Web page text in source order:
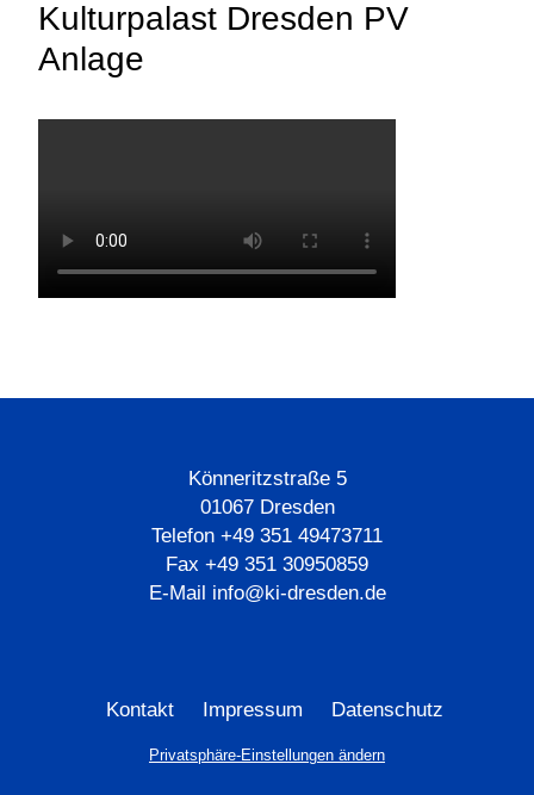
Kulturpalast Dresden PV
Anlage
Könneritzstraße 5
01067 Dresden
Telefon +49 351 49473711
Fax +49 351 30950859
E-Mail info@ki-dresden.de
überspringen
Kontakt Impressum Datenschutz
Privatsphäre-Einstellungen ändern